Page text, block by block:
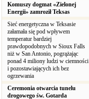
Komuszy dogmat «Zielonej
Energii» zamroził Teksas
Sieć energetyczna w Teksasie
załamała się pod wpływem
temperatur bardziej
prawdopodobnych w Sioux Falls
niż w San Antonio, pogrążając
ponad 4 miliony ludzi w ciemności
i pozostawiających ich bez
ogrzewania
Ceremonia otwarcia tunelu
drogowego św. Gotarda